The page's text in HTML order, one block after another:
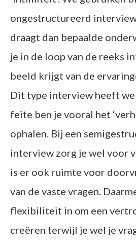
ongestructureerd
draagt dan bepaalde
je in de loop van de reeks
beeld krijgt van de
Dit type interview heeft
feite ben je vooral het
ophalen. Bij een
interview zorg je wel voor
is er ook ruimte voor
van de vaste vragen.
flexibiliteit in om een
creëren terwijl je wel je